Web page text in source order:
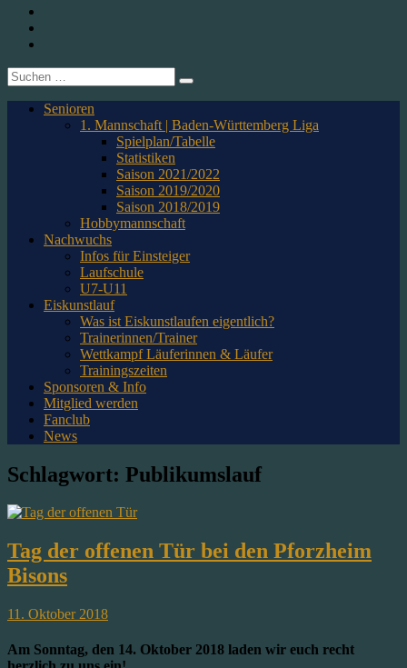
1. CfR Pforzheim 1896 e.V. – Abteilung Eishockey
Suche
nach:
Senioren
1. Mannschaft | Baden-Württemberg Liga
Spielplan/Tabelle
Statistiken
Saison 2021/2022
Saison 2019/2020
Saison 2018/2019
Hobbymannschaft
Nachwuchs
Infos für Einsteiger
Laufschule
U7-U11
Eiskunstlauf
Was ist Eiskunstlaufen eigentlich?
Trainerinnen/Trainer
Wettkampf Läuferinnen & Läufer
Trainingszeiten
Sponsoren & Info
Mitglied werden
Fanclub
News
Schlagwort: Publikumslauf
Tag der offenen Tür bei den Pforzheim
Bisons
11. Oktober 2018
Am Sonntag, den 14. Oktober 2018 laden wir euch recht